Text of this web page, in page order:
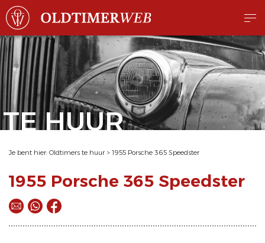
TE HUUR
Je bent hier: Oldtimers te huur > 1955 Porsche 365 Speedster
1955 Porsche 365 Speedster